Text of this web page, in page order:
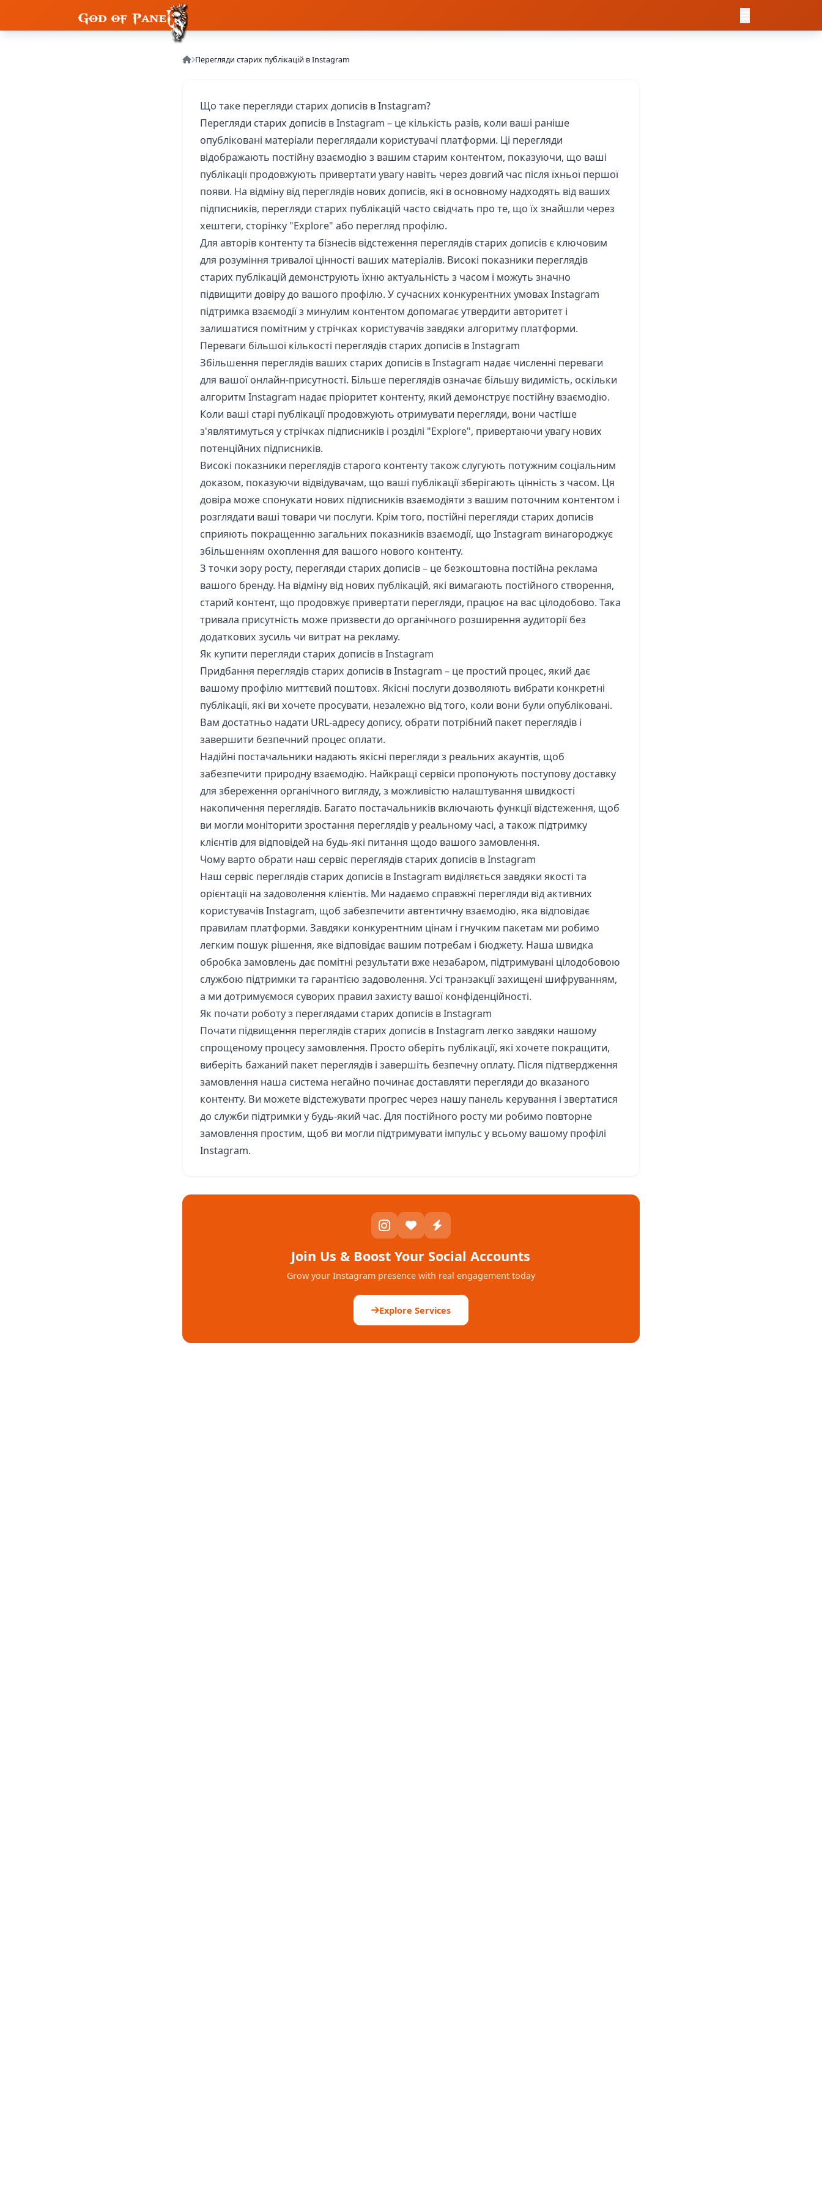
Перегляди старих публікацій в Instagram
Що таке перегляди старих дописів в Instagram?
Перегляди старих дописів в Instagram – це кількість разів, коли ваші раніше
опубліковані матеріали переглядали користувачі платформи. Ці перегляди
відображають постійну взаємодію з вашим старим контентом, показуючи, що ваші
публікації продовжують привертати увагу навіть через довгий час після їхньої першої
появи. На відміну від переглядів нових дописів, які в основному надходять від ваших
підписників, перегляди старих публікацій часто свідчать про те, що їх знайшли через
хештеги, сторінку "Explore" або перегляд профілю.
Для авторів контенту та бізнесів відстеження переглядів старих дописів є ключовим
для розуміння тривалої цінності ваших матеріалів. Високі показники переглядів
старих публікацій демонструють їхню актуальність з часом і можуть значно
підвищити довіру до вашого профілю. У сучасних конкурентних умовах Instagram
підтримка взаємодії з минулим контентом допомагає утвердити авторитет і
залишатися помітним у стрічках користувачів завдяки алгоритму платформи.
Переваги більшої кількості переглядів старих дописів в Instagram
Збільшення переглядів ваших старих дописів в Instagram надає численні переваги
для вашої онлайн-присутності. Більше переглядів означає більшу видимість, оскільки
алгоритм Instagram надає пріоритет контенту, який демонструє постійну взаємодію.
Коли ваші старі публікації продовжують отримувати перегляди, вони частіше
з'являтимуться у стрічках підписників і розділі "Explore", привертаючи увагу нових
потенційних підписників.
Високі показники переглядів старого контенту також слугують потужним соціальним
доказом, показуючи відвідувачам, що ваші публікації зберігають цінність з часом. Ця
довіра може спонукати нових підписників взаємодіяти з вашим поточним контентом і
розглядати ваші товари чи послуги. Крім того, постійні перегляди старих дописів
сприяють покращенню загальних показників взаємодії, що Instagram винагороджує
збільшенням охоплення для вашого нового контенту.
З точки зору росту, перегляди старих дописів – це безкоштовна постійна реклама
вашого бренду. На відміну від нових публікацій, які вимагають постійного створення,
старий контент, що продовжує привертати перегляди, працює на вас цілодобово. Така
тривала присутність може призвести до органічного розширення аудиторії без
додаткових зусиль чи витрат на рекламу.
Як купити перегляди старих дописів в Instagram
Придбання переглядів старих дописів в Instagram – це простий процес, який дає
вашому профілю миттєвий поштовх. Якісні послуги дозволяють вибрати конкретні
публікації, які ви хочете просувати, незалежно від того, коли вони були опубліковані.
Вам достатньо надати URL-адресу допису, обрати потрібний пакет переглядів і
завершити безпечний процес оплати.
Надійні постачальники надають якісні перегляди з реальних акаунтів, щоб
забезпечити природну взаємодію. Найкращі сервіси пропонують поступову доставку
для збереження органічного вигляду, з можливістю налаштування швидкості
накопичення переглядів. Багато постачальників включають функції відстеження, щоб
ви могли моніторити зростання переглядів у реальному часі, а також підтримку
клієнтів для відповідей на будь-які питання щодо вашого замовлення.
Чому варто обрати наш сервіс переглядів старих дописів в Instagram
Наш сервіс переглядів старих дописів в Instagram виділяється завдяки якості та
орієнтації на задоволення клієнтів. Ми надаємо справжні перегляди від активних
користувачів Instagram, щоб забезпечити автентичну взаємодію, яка відповідає
правилам платформи. Завдяки конкурентним цінам і гнучким пакетам ми робимо
легким пошук рішення, яке відповідає вашим потребам і бюджету. Наша швидка
обробка замовлень дає помітні результати вже незабаром, підтримувані цілодобовою
службою підтримки та гарантією задоволення. Усі транзакції захищені шифруванням,
а ми дотримуємося суворих правил захисту вашої конфіденційності.
Як почати роботу з переглядами старих дописів в Instagram
Почати підвищення переглядів старих дописів в Instagram легко завдяки нашому
спрощеному процесу замовлення. Просто оберіть публікації, які хочете покращити,
виберіть бажаний пакет переглядів і завершіть безпечну оплату. Після підтвердження
замовлення наша система негайно починає доставляти перегляди до вказаного
контенту. Ви можете відстежувати прогрес через нашу панель керування і звертатися
до служби підтримки у будь-який час. Для постійного росту ми робимо повторне
замовлення простим, щоб ви могли підтримувати імпульс у всьому вашому профілі
Instagram.
Join Us & Boost Your Social Accounts
Grow your Instagram presence with real engagement today
Explore Services